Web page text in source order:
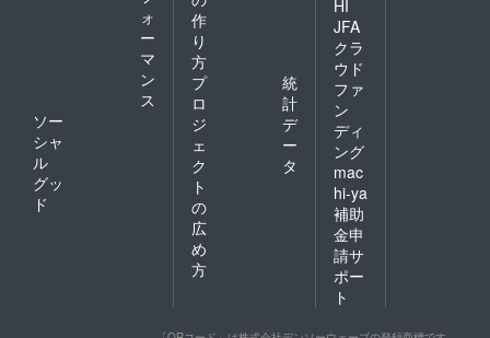
ォ
ー
マ
ン
ス
ソー
シャ
ル
グッ
ド
作
り
方
プ
ロ
ジ
ェ
ク
ト
の
広
め
方
統
計
デ
ー
タ
HI
JFA
クラ
ウド
ファ
ン
ディ
ング
mac
hi-ya
補助
金申
請サ
ポー
ト